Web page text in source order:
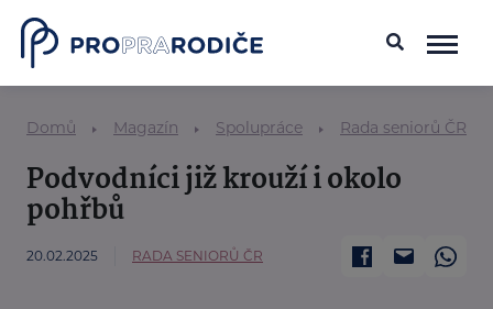
Domů Magazín Spolupráce Rada seniorů ČR
Podvodníci již krouží i okolo
pohřbů
20.02.2025 RADA SENIORŮ ČR